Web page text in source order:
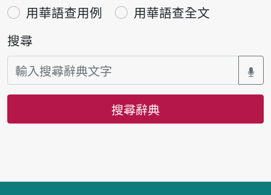
用華語查用例
用華語查全文
搜尋
搜尋辭典